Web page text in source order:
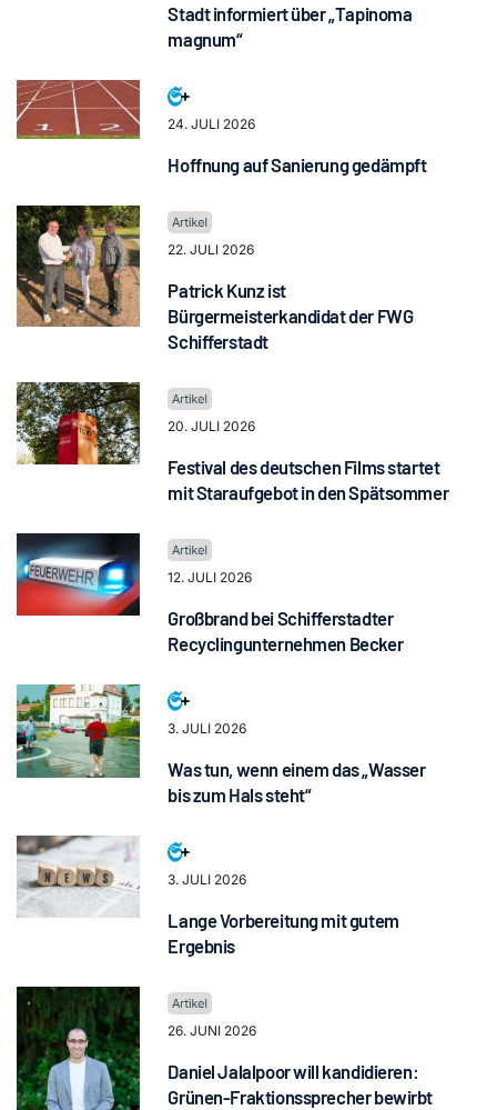
Stadt informiert über „Tapinoma
magnum“
24. JULI 2026
Hoffnung auf Sanierung gedämpft
22. JULI 2026
Patrick Kunz ist
Bürgermeisterkandidat der FWG
Schifferstadt
20. JULI 2026
Festival des deutschen Films startet
mit Staraufgebot in den Spätsommer
12. JULI 2026
Großbrand bei Schifferstadter
Recyclingunternehmen Becker
3. JULI 2026
Was tun, wenn einem das „Wasser
bis zum Hals steht“
3. JULI 2026
Lange Vorbereitung mit gutem
Ergebnis
26. JUNI 2026
Daniel Jalalpoor will kandidieren:
Grünen-Fraktionssprecher bewirbt